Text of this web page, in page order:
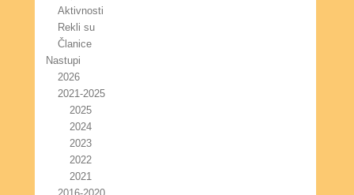
Aktivnosti
Rekli su
Članice
Nastupi
2026
2021-2025
2025
2024
2023
2022
2021